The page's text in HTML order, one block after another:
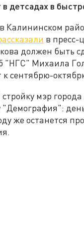
в детсадах в
в пресс-
должен быть
"НГС" Михаила
к сентябрю-
мэр
"Демография":
же останется